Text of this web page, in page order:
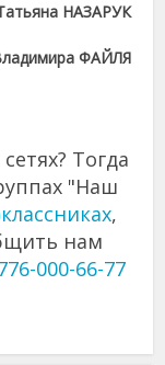
НАЗАРУК
ФАЙЛЯ
Тогда
"Наш
,
нам
000-66-77